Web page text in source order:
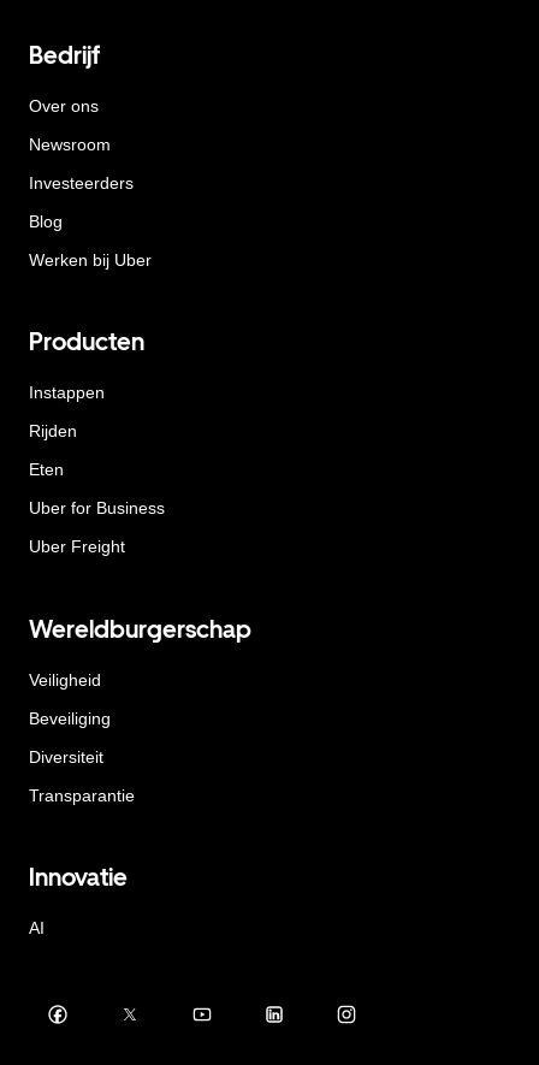
Bedrijf
Over ons
Newsroom
Investeerders
Blog
Werken bij Uber
Producten
Instappen
Rijden
Eten
Uber for Business
Uber Freight
Wereldburgerschap
Veiligheid
Beveiliging
Diversiteit
Transparantie
Innovatie
AI